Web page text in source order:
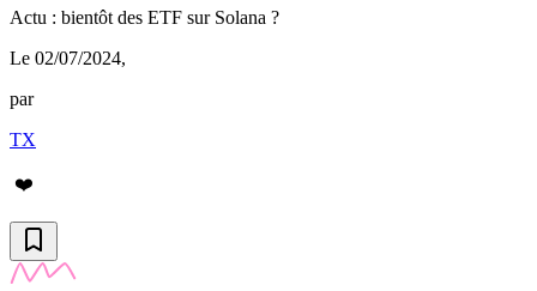
Actu : bientôt des ETF sur Solana ?
Le 02/07/2024,
par
TX
❤️